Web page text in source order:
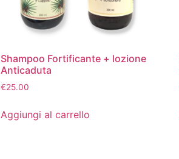
Shampoo Fortificante + lozione
Anticaduta
€25.00
Aggiungi al carrello